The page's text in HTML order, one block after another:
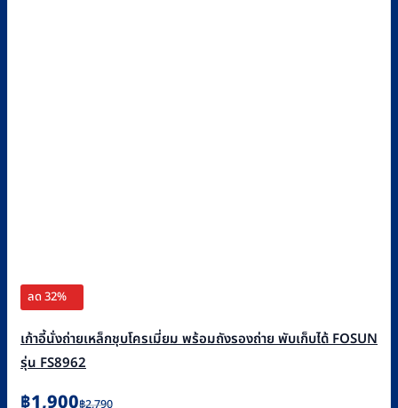
ลด 32%
เก้าอี้นั่งถ่ายเหล็กชุบโครเมี่ยม พร้อมถังรองถ่าย พับเก็บได้ FOSUN
รุ่น FS8962
Original
Current